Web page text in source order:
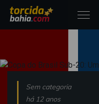
Sem categoria
há 12 anos